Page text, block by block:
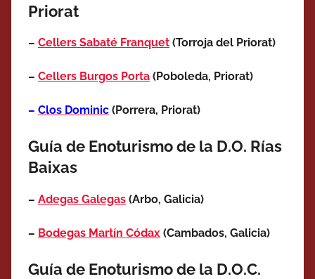
Priorat
– Cellers Sabaté Franquet (Torroja del Priorat)
– Cellers Burgos Porta (Poboleda, Priorat)
– Clos Dominic (Porrera, Priorat)
Guía de Enoturismo de la D.O. Rías
Baixas
– Adegas Galegas (Arbo, Galicia)
– Bodegas Martín Códax (Cambados, Galicia)
Guía de Enoturismo de la D.O.C.